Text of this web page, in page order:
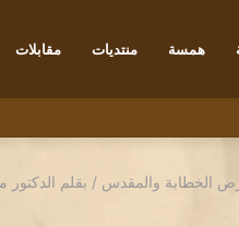
همسة منتديات مقابلات
الخطابة والمقدس / بقلم